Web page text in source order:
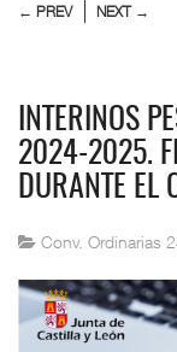
← PREV NEXT →
INTERINOS
2024-2025.
DURANTE EL
Conv. Ordinarias